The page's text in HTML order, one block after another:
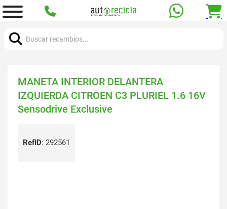
MANETA INTERIOR DELANTERA
IZQUIERDA CITROEN C3 PLURIEL 1.6 16V
Sensodrive Exclusive
RefID: 292561